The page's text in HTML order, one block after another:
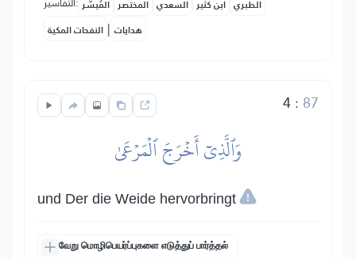
المُيسَّر المختصر السعدي ابن كثير الطبري
النفحات المكية | هدايات
4: 87
وَٱلَّذِيٓ أَخۡرَجَ ٱلۡمَرۡعَىٰ
und Der die Weide hervorbringt
வேறு மொழிபெயர்ப்புகளை எடுத்துப் பார்த்தல்